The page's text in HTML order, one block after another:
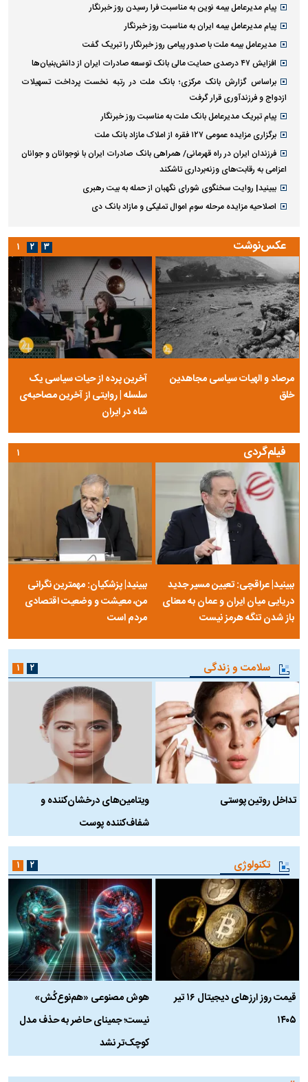
پیام مدیرعامل بیمه نوین به مناسبت فرا رسیدن روز خبرنگار
پیام مدیرعامل بیمه ایران به مناسبت روز خبرنگار
مدیرعامل بیمه ملت با صدور پیامی روز خبرنگار را تبریک گفت
افزایش ۴۷ درصدی حمایت مالی بانک توسعه صادرات ایران از دانش‌بنیان‌ها
براساس گزارش بانک مرکزی؛ بانک ملت در رتبه نخست پرداخت تسهیلات
ازدواج و فرزندآوری قرار گرفت
پیام تبریک مدیرعامل بانک ملت به مناسبت روز خبرنگار
برگزاری مزایده عمومی ۱۲۷ فقره از املاک مازاد بانک ملت
​فرزندان ایران در راه قهرمانی/ همراهی بانک صادرات ایران با نوجوانان و جوانان
اعزامی به رقابت‌های وزنه‌برداری تاشکند
ببینید| روایت سخنگوی شورای نگهبان از حمله به بیت رهبری
اصلاحیه مزایده مرحله سوم اموال تملیکی و مازاد بانک دی
عکس‌نوشت
مرصاد و الهیات سیاسی مجاهدین
خلق
آخرین پرده از حیات سیاسی یک
سلسله | روایتی از آخرین مصاحبه‌ی
شاه در ایران
۱ ۲ ۳
فیلم‌گردی
ببینید| عراقچی: تعیین مسیر جدید
دریایی میان ایران و عمان به معنای
باز شدن تنگه هرمز نیست
ببینید| پزشکیان: مهمترین نگرانی
من، معیشت و وضعیت اقتصادی
مردم است
۱
سلامت و زندگی
تداخل روتین پوستی
ویتامین‌های درخشان‌کننده و
شفاف‌کننده پوست
۱ ۲
تکنولوژی
قیمت روز ارز‌های دیجیتال ۱۶ تیر
۱۴۰۵
هوش مصنوعی «هم‌نوع‌کُش»
نیست؛ جمینای حاضر به حذف مدل
کوچک‌تر نشد
۱ ۲